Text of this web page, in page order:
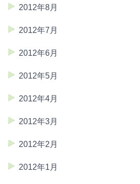
2012年8月
2012年7月
2012年6月
2012年5月
2012年4月
2012年3月
2012年2月
2012年1月